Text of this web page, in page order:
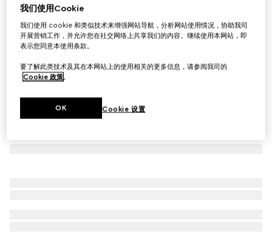
Virtual Try-On
Gucci Ace系列饰织带男士运动鞋
€ 650
我们使用Cookie
我们使用 cookie 和类似技术来增强网站导航，分析网站使用情况，协助我司
开展营销工作，并允许您在社交网络上共享我们的内容。继续使用本网站，即
表示您同意本使用条款。
要了解此类技术及其在本网站上的使用相关的更多信息，请参阅我司的
Cookie 政策。
Cookie 设置
OK